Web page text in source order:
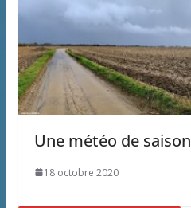
Une météo de saison
18 octobre 2020